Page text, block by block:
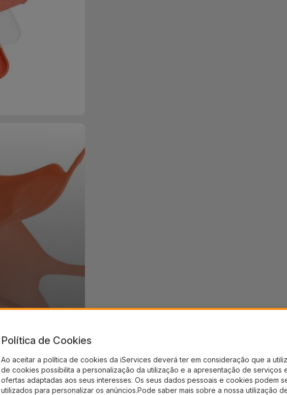
Política de Cookies
Ao aceitar a política de cookies da iServices deverá ter em consideração que a
de cookies possibilita a personalização da utilização e a apresentação de serviços
ofertas adaptadas aos seus interesses. Os seus dados pessoais e cookies podem
utilizados para personalizar os anúncios.Pode saber mais sobre a nossa utilização